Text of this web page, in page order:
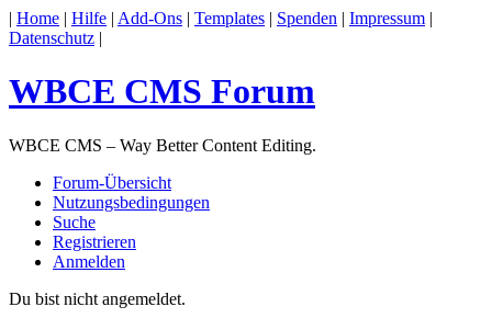
| Home | Hilfe | Add-Ons | Templates | Spenden | Impressum |
Datenschutz |
WBCE CMS Forum
WBCE CMS – Way Better Content Editing.
Forum-Übersicht
Nutzungsbedingungen
Suche
Registrieren
Anmelden
Du bist nicht angemeldet.